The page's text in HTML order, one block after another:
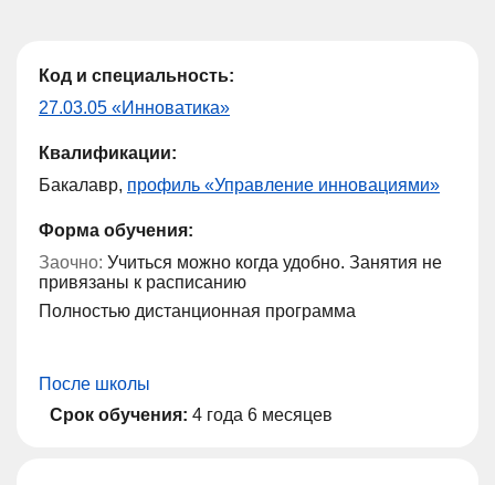
Код и специальность:
27.03.05 «Инноватика»
Квалификации:
Бакалавр, профиль «Управление инновациями»
Форма обучения:
Заочно: Учиться можно когда удобно. Занятия не
привязаны к расписанию
Полностью дистанционная программа
После школы
Срок обучения: 4 года 6 месяцев